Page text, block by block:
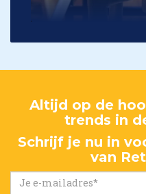
Altijd op de
trends in
Schrijf je nu in
van